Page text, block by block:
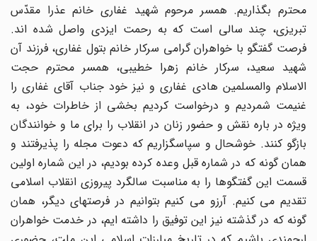
محترم بگذاریم. همسر مرحوم شهید غفاری خانم عذرا مقدّس
تبریزی، چند سالی است که به رحمت ایزدی واصل شده اند.
فرصت گفتگو با خواهران گرامی سرکار خانم بتول غفاری، فرزند آن
شهید سعید، سرکار خانم زهرا خطیبی، همسر محترم حجت
الاسلام والمسلمین هادی غفاری و نیز خود جناب آقای غفاری را
غنیمت شمردیم و درخواست کردیم بخشی از خاطرات خود، به
ویژه در باره نقش و حضور زنان در انقلاب را برای ما و خوانندگان
بازگو کنند. خوشحال و سپاسگزاریم که دعوت مجله را پذیرفتند و
همان گونه که در شماره قبل وعده کرده بودیم، در این شماره اولین
قسمت این گفتگوها را به مناسبت سالگرد پیروزی انقلاب اسلامی
تقدیم می کنیم. آرزو می کنیم بتوانیم در فرصتهای دیگر، همان
گونه که در گذشته نیز این توفیق را داشته ایم، در خدمت خواهران